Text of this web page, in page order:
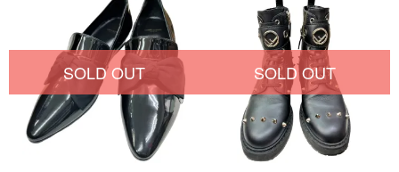
SOLD OUT SOLD OUT